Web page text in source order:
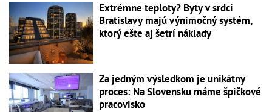
Extrémne teploty? Byty v srdci
Bratislavy majú výnimočný systém,
ktorý ešte aj šetrí náklady
Za jedným výsledkom je unikátny
proces: Na Slovensku máme špičkové
pracovisko